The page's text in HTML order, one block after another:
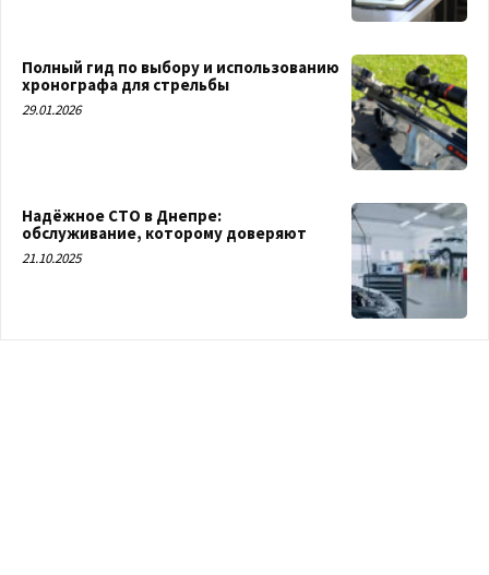
Полный гид по выбору и использованию
хронографа для стрельбы
29.01.2026
Надёжное СТО в Днепре:
обслуживание, которому доверяют
21.10.2025